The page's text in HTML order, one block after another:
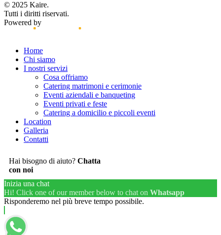
© 2025 Kaire.
Tutti i diritti riservati.
Powered by
Close
Menu
Home
Chi siamo
I nostri servizi
Cosa offriamo
Catering matrimoni e cerimonie
Eventi aziendali e banqueting
Eventi privati e feste
Catering a domicilio e piccoli eventi
Location
Galleria
Contatti
Hai bisogno di aiuto? Chatta
con noi
Inizia una chat
Hi! Click one of our member below to chat on Whatsapp
Risponderemo nel più breve tempo possibile.